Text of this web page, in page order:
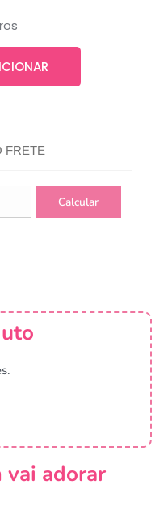
FRETE
vai adorar